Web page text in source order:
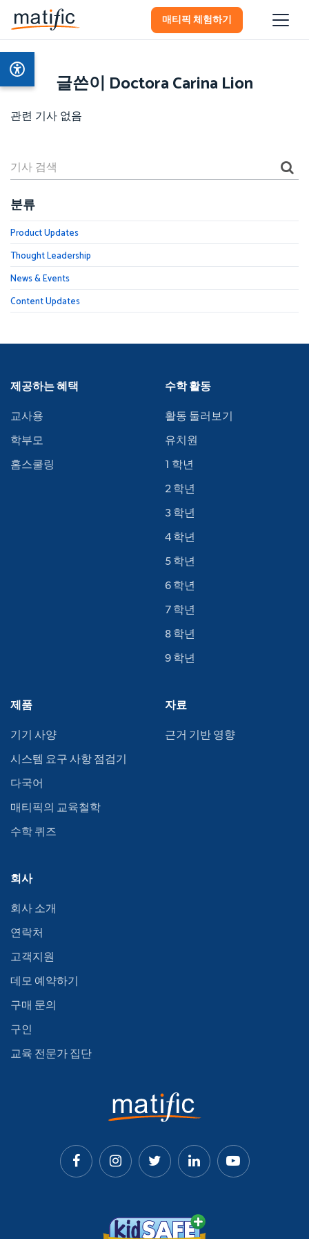
매티픽 체험하기
글쓴이 Doctora Carina Lion
관련 기사 없음
분류
Product Updates
Thought Leadership
News & Events
Content Updates
제공하는 혜택
교사용
학부모
홈스쿨링
수학 활동
활동 둘러보기
유치원
1 학년
2 학년
3 학년
4 학년
5 학년
6 학년
7 학년
8 학년
9 학년
제품
기기 사양
시스템 요구 사항 점검기
다국어
매티픽의 교육철학
수학 퀴즈
자료
근거 기반 영향
회사
회사 소개
연락처
고객지원
데모 예약하기
구매 문의
구인
교육 전문가 집단